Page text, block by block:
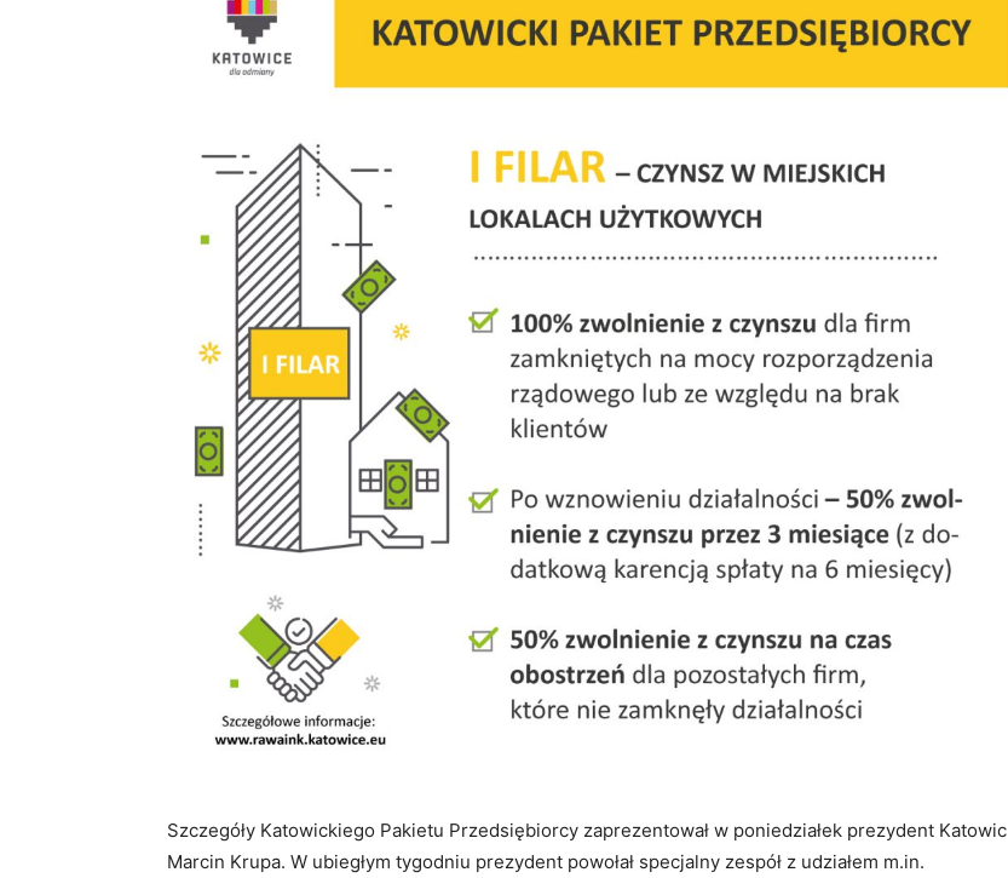
Szczegóły Katowickiego Pakietu Przedsiębiorcy zaprezentował w poniedziałek prezydent Katowic
Marcin Krupa. W ubiegłym tygodniu prezydent powołał specjalny zespół z udziałem m.in.